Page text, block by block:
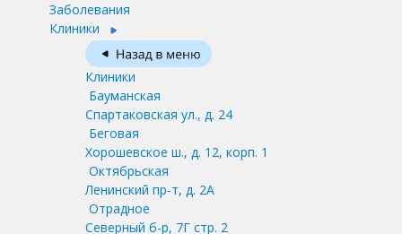
Заболевания
Клиники
Клиники
Бауманская
Спартаковская ул., д. 24
Беговая
Хорошевское ш., д. 12, корп. 1
Октябрьская
Ленинский пр-т, д. 2А
Отрадное
Северный б-р, 7Г стр. 2